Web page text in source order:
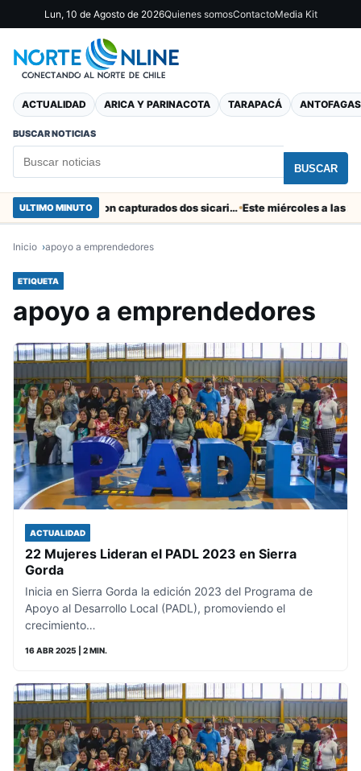
Lun, 10 de Agosto de 2026Quienes somosContactoMedia Kit
ACTUALIDAD ARICA Y PARINACOTA TARAPACÁ
BUSCAR NOTICIAS
BUSCAR
ULTIMO MINUTO En el “colador” de Cuya fueron capturados dos sicarios colombianos
Inicio apoyo a emprendedores
ETIQUETA
apoyo a emprendedores
ACTUALIDAD
22 Mujeres Lideran el PADL 2023 en Sierra
Gorda
Inicia en Sierra Gorda la edición 2023 del Programa de
Apoyo al Desarrollo Local (PADL), promoviendo el
crecimiento…
16 ABR 2025 | 2 MIN.